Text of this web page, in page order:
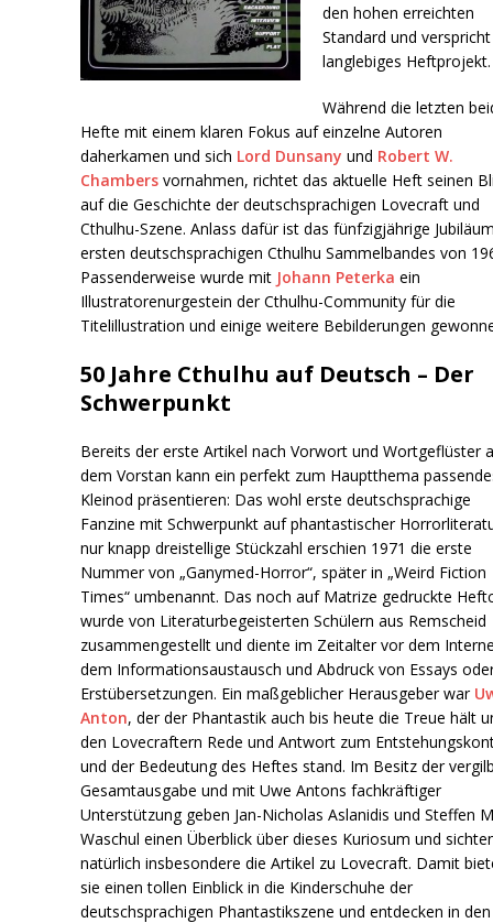
den hohen erreichten
Standard und
langlebiges Heftprojekt.
Während die letzten
Hefte mit einem klaren Fokus auf einzelne Autoren
daherkamen und sich Lord Dunsanyund Robert W.
Chambers vornahmen, richtet das aktuelle Heft seinen
auf die Geschichte der deutschsprachigen Lovecraft und
Cthulhu-Szene. Anlass dafür ist das fünfzigjährige
ersten deutschsprachigen Cthulhu Sammelbandes von
Passenderweise wurde mit Johann Peterka ein
Illustratorenurgestein der Cthulhu-Community für die
Titelillustration und einige weitere Bebilderungen
50 Jahre Cthulhu auf Deutsch – Der
Schwerpunkt
Bereits der erste Artikel nach Vorwort und Wortgeflüster
dem Vorstan kann ein perfekt zum Hauptthema
Kleinod präsentieren: Das wohl erste deutschsprachige
Fanzine mit Schwerpunkt auf phantastischer
nur knapp dreistellige Stückzahl erschien 1971 die erste
Nummer von „Ganymed-Horror“, später in „Weird Fiction
Times“ umbenannt. Das noch auf Matrize gedruckte
wurde von Literaturbegeisterten Schülern aus Remscheid
zusammengestellt und diente im Zeitalter vor dem
dem Informationsaustausch und Abdruck von Essays
Erstübersetzungen. Ein maßgeblicher Herausgeber war
Anton, der der Phantastik auch bis heute die Treue hält
den Lovecraftern Rede und Antwort zum
und der Bedeutung des Heftes stand. Im Besitz der
Gesamtausgabe und mit Uwe Antons fachkräftiger
Unterstützung geben Jan-Nicholas Aslanidis und Steffen
Waschul einen Überblick über dieses Kuriosum und
natürlich insbesondere die Artikel zu Lovecraft. Damit
sie einen tollen Einblick in die Kinderschuhe der
deutschsprachigen Phantastikszene und entdecken in den